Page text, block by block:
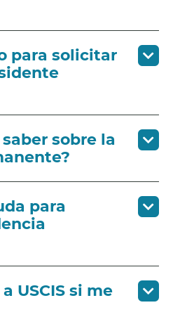
para solicitar
sobre la
para
USCIS si me